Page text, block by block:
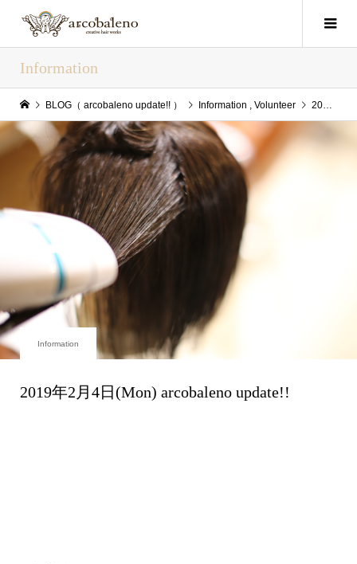
Information
BLOG（ arcobaleno update!! ） Information , Volunteer 2019年2月4日(Mon) arcobaleno update!!
Information
2019年2月4日(Mon) arcobaleno update!!